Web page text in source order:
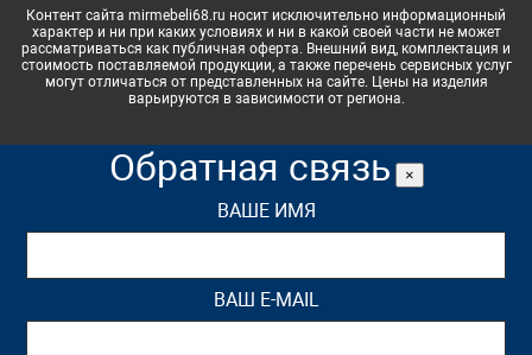
Контент сайта mirmebeli68.ru носит исключительно информационный
характер и ни при каких условиях и ни в какой своей части не может
рассматриваться как публичная оферта. Внешний вид, комплектация и
стоимость поставляемой продукции, а также перечень сервисных услуг
могут отличаться от представленных на сайте. Цены на изделия
варьируются в зависимости от региона.
Обратная связь ×
ВАШЕ ИМЯ
ВАШ E-MAIL